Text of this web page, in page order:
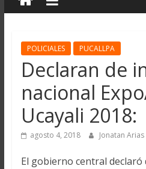
POLICIALES PUCALLPA
Declaran de
nacional
Ucayali 2018:
agosto 4, 2018 Jonatan Arias
El gobierno central